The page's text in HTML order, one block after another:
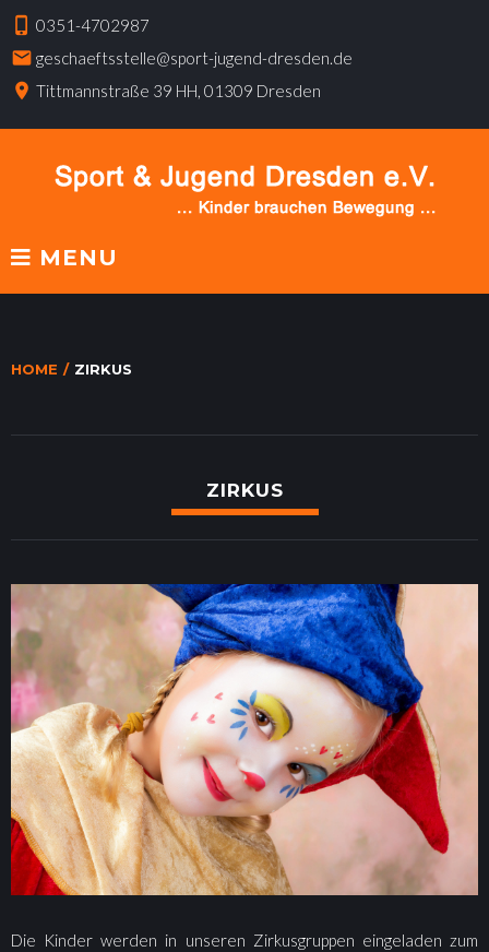
o
t
phone_iphone 0351-4702987
mail geschaeftsstelle@sport-jugend-dresden.de
place Tittmannstraße 39 HH, 01309 Dresden
MENU
HOME / ZIRKUS
R
K
U
S
ZIRKUS
Die Kinder werden in unseren Zirkusgruppen eingeladen zum